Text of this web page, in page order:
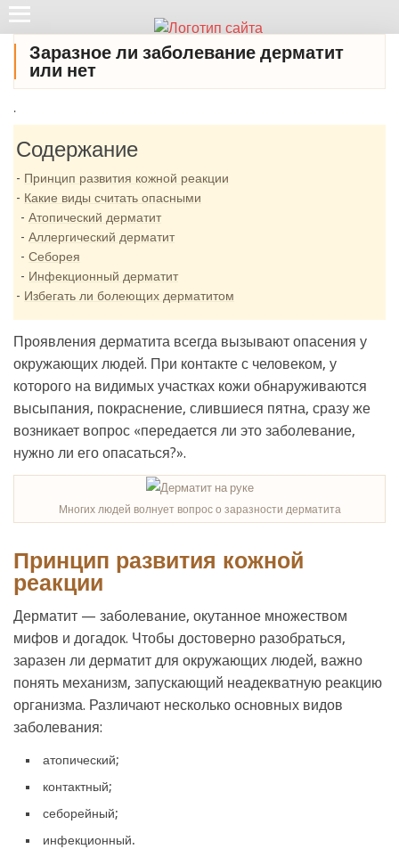
Заразное ли заболевание дерматит
или нет
.
Содержание
Принцип развития кожной реакции
Какие виды считать опасными
Атопический дерматит
Аллергический дерматит
Себорея
Инфекционный дерматит
Избегать ли болеющих дерматитом
Проявления дерматита всегда вызывают опасения у
окружающих людей. При контакте с человеком, у
которого на видимых участках кожи обнаруживаются
высыпания, покраснение, слившиеся пятна, сразу же
возникает вопрос «передается ли это заболевание,
нужно ли его опасаться?».
Многих людей волнует вопрос о заразности дерматита
Принцип развития кожной
реакции
Дерматит — заболевание, окутанное множеством
мифов и догадок. Чтобы достоверно разобраться,
заразен ли дерматит для окружающих людей, важно
понять механизм, запускающий неадекватную реакцию
организма. Различают несколько основных видов
заболевания:
атопический;
контактный;
себорейный;
инфекционный.